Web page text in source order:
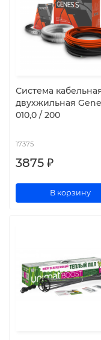
Система
двухжильная
010,0 / 200
17375
3875 ₽
В корзину